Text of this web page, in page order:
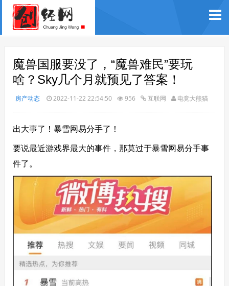
魔兽国服要没了，“魔兽难民”要玩
啥？Sky几个月就预见了答案！
房产动态 2022-11-22 22:54:50 956 互联网 电竞大熊猫
出大事了！暴雪网易分手了！
要说最近游戏界最大的事件，那莫过于暴雪网易分手事
件了。